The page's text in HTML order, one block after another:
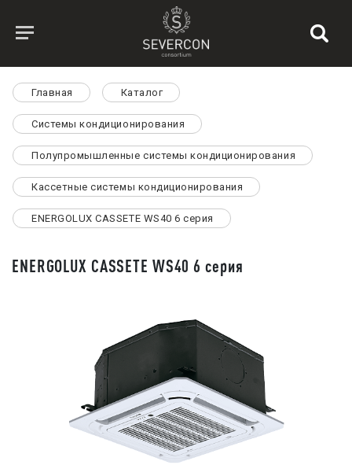
Главная Каталог
Системы кондиционирования
Полупромышленные системы кондиционирования
Кассетные системы кондиционирования
ENERGOLUX CASSETE WS40 6 серия
ENERGOLUX CASSETE WS40 6 серия